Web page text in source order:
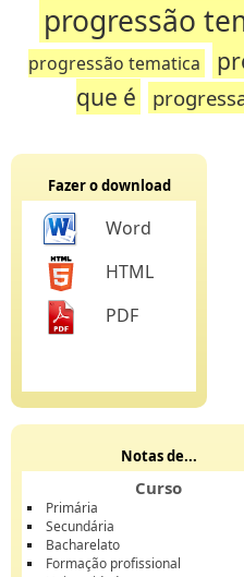
progressão
progressão tematica
que é
Fazer o download
Word
HTML
PDF
Notas de...
Curso
Primária
Secundária
Bacharelato
Formação profissional